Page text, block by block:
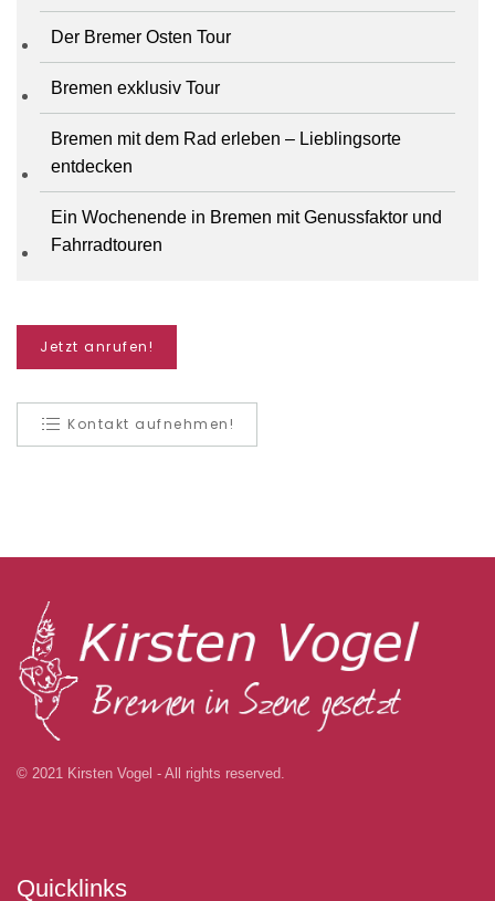
Der Bremer Osten Tour
Bremen exklusiv Tour
Bremen mit dem Rad erleben – Lieblingsorte
entdecken
Ein Wochenende in Bremen mit Genussfaktor und
Fahrradtouren
Jetzt anrufen!
Kontakt aufnehmen!
© 2021 Kirsten Vogel - All rights reserved.
Quicklinks